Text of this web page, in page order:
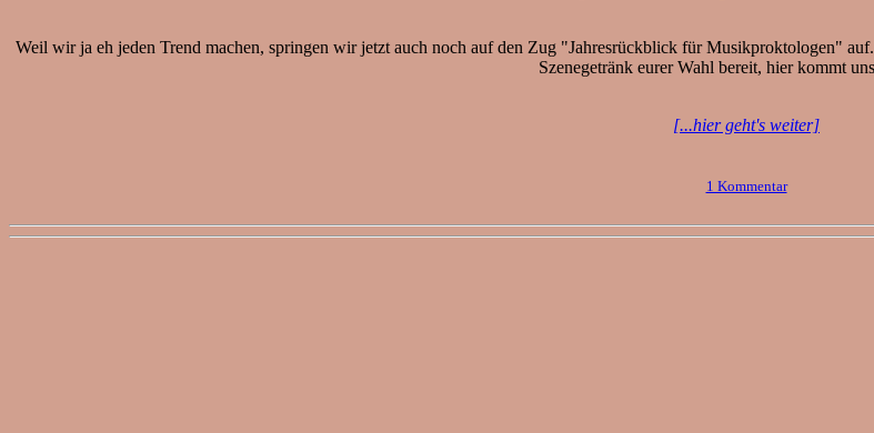
Weil wir ja eh jeden Trend machen, springen wir jetzt auch noch auf den Zug "Jahresrückblick für Musikproktologen"
Szenegetränk eurer Wahl bereit, hier kommt
[...hier geht's weiter]
1 Kommentar